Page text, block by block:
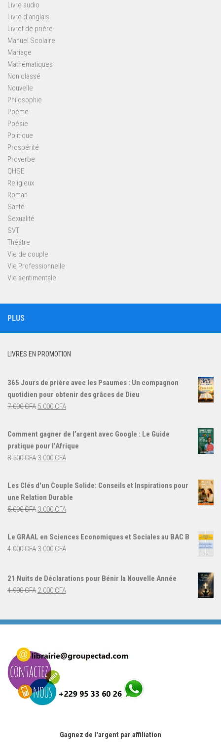
Livre audio
Livre d'anglais
Livret de prière
Manuel Scolaire
Mariage
Mathématiques
Non classé
Nouvelle
Philosophie
Poème
Poésie
Politique
Prospérité
Proverbe
QHSE
Religieux
Roman
Santé
Sexualité
SVT
Théâtre
Vie de couple
Vie Professionnelle
Vie sentimentale
PLUS
LIVRES EN PROMOTION
365 Jours de prière avec les Psaumes : Un compagnon
quotidien pour obtenir des grâces de Dieu
7.000CFA Le
était :
7.000 CFA.
5.000 CFALe
actuel
est :
Comment gagner de l’argent avec Google : Le Guide
pratique pour l’Afrique
8.500CFA Le
initial
était :
8.500 CFA.
3.000 CFALe
actuel
est :
Les Clés d'un Couple Solide: Conseils et Inspirations pour
une Relation Durable
5.000CFA Le
initial
était :
3.000 CFALe
actuel
Le GRAAL en Sciences Economiques et Sociales au BAC B
4.000CFA Le
4.000 CFA.
3.000 CFALe
3.000 CFA.
21 Nuits de Déclarations pour Bénir la Nouvelle Année
4.900CFA Le
était :
2.000 CFA
est :
Gagnez de l'argent par affiliation